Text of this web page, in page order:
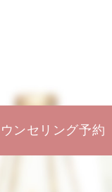
ンセリング予約